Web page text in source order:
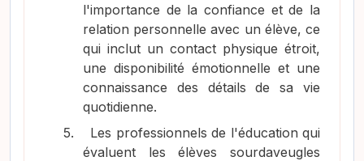
l'importance de la confiance et de la
relation personnelle avec un élève, ce
qui inclut un contact physique étroit,
une disponibilité émotionnelle et une
connaissance des détails de sa vie
quotidienne.
5.
Les professionnels de l'éducation qui
évaluent les élèves sourdaveugles